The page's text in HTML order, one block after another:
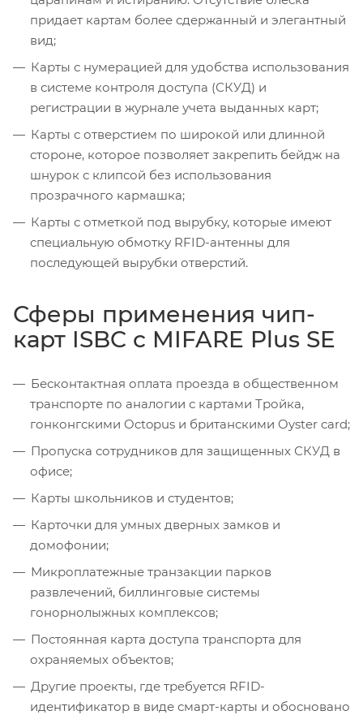
придает картам более сдержанный и элегантный
вид;
Карты с нумерацией для удобства использования
в системе контроля доступа (СКУД) и
регистрации в журнале учета выданных карт;
Карты с отверстием по широкой или длинной
стороне, которое позволяет закрепить бейдж на
шнурок с клипсой без использования
прозрачного кармашка;
Карты с отметкой под вырубку, которые имеют
специальную обмотку RFID-антенны для
последующей вырубки отверстий.
Сферы применения чип-
карт ISBC с MIFARE Plus SE
Бесконтактная оплата проезда в общественном
транспорте по аналогии с картами Тройка,
гонконгскими Octopus и британскими Oyster card;
Пропуска сотрудников для защищенных СКУД в
офисе;
Карты школьников и студентов;
Карточки для умных дверных замков и
домофонии;
Микроплатежные транзакции парков
развлечений, биллинговые системы
гонорнолыжных комплексов;
Постоянная карта доступа транспорта для
охраняемых объектов;
Другие проекты, где требуется RFID-
идентификатор в виде смарт-карты и обосновано